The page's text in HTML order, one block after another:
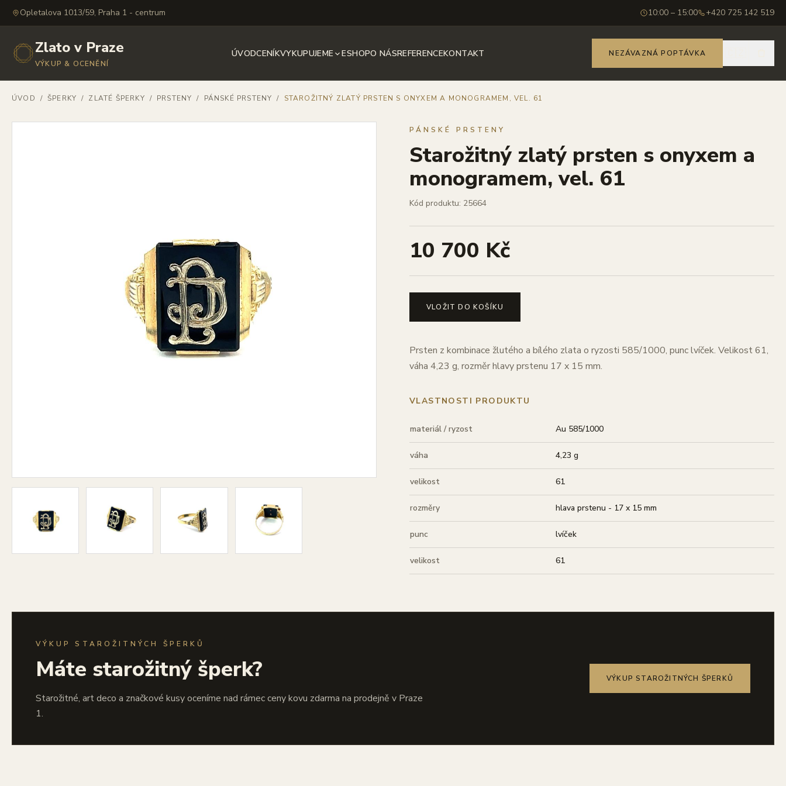
Opletalova 1013/59, Praha 1 - centrum 10:00 – 15:00 +420 725 142 519
Zlato v Praze
VÝKUP & OCENĚNÍ
ÚVODCENÍKVYKUPUJEME ESHOPO NÁSREFERENCEKONTAKT NEZÁVAZNÁ POPTÁVKA
ÚVOD / ŠPERKY / ZLATÉ ŠPERKY / PRSTENY / PÁNSKÉ PRSTENY / STAROŽITNÝ ZLATÝ PRSTEN S ONYXEM A MONOGRAMEM, VEL. 61
PÁNSKÉ PRSTENY
Starožitný zlatý prsten s onyxem a
monogramem, vel. 61
Kód produktu: 25664
10 700 Kč
VLOŽIT DO KOŠÍKU
Prsten z kombinace žlutého a bílého zlata o ryzosti 585/1000, punc lvíček. Velikost 61,
váha 4,23 g, rozměr hlavy prstenu 17 x 15 mm.
VLASTNOSTI PRODUKTU
materiál / ryzost Au 585/1000
váha 4,23 g
velikost 61
rozměry hlava prstenu - 17 x 15 mm
punc lvíček
velikost 61
VÝKUP STAROŽITNÝCH ŠPERKŮ
Máte starožitný šperk?
Starožitné, art deco a značkové kusy oceníme nad rámec ceny kovu zdarma na prodejně v Praze
1.
VÝKUP STAROŽITNÝCH ŠPERKŮ